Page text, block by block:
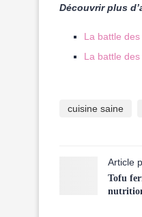
Découvrir plus
La battle
La battle
cuisine saine
Article
Tofu